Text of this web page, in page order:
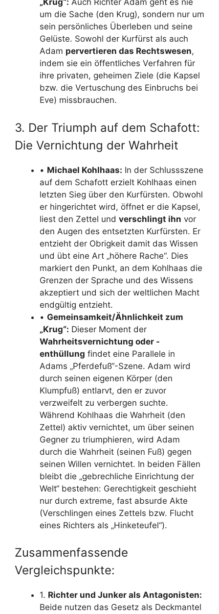
„Krug“: Auch Richter Adam geht es nie
um die Sache (den Krug), sondern nur um
sein persönliches Überleben und seine
Gelüste. Sowohl der Kurfürst als auch
Adam pervertieren das Rechtswesen,
indem sie ein öffentliches Verfahren für
ihre privaten, geheimen Ziele (die Kapsel
bzw. die Vertuschung des Einbruchs bei
Eve) missbrauchen.
3. Der Triumph auf dem Schafott:
Die Vernichtung der Wahrheit
• Michael Kohlhaas: In der Schlussszene
auf dem Schafott erzielt Kohlhaas einen
letzten Sieg über den Kurfürsten. Obwohl
er hingerichtet wird, öffnet er die Kapsel,
liest den Zettel und verschlingt ihn vor
den Augen des entsetzten Kurfürsten. Er
entzieht der Obrigkeit damit das Wissen
und übt eine Art „höhere Rache“. Dies
markiert den Punkt, an dem Kohlhaas die
Grenzen der Sprache und des Wissens
akzeptiert und sich der weltlichen Macht
endgültig entzieht.
• Gemeinsamkeit/Ähnlichkeit zum
„Krug“: Dieser Moment der
Wahrheitsvernichtung oder -
enthüllung findet eine Parallele in
Adams „Pferdefuß“-Szene. Adam wird
durch seinen eigenen Körper (den
Klumpfuß) entlarvt, den er zuvor
verzweifelt zu verbergen suchte.
Während Kohlhaas die Wahrheit (den
Zettel) aktiv vernichtet, um über seinen
Gegner zu triumphieren, wird Adam
durch die Wahrheit (seinen Fuß) gegen
seinen Willen vernichtet. In beiden Fällen
bleibt die „gebrechliche Einrichtung der
Welt“ bestehen: Gerechtigkeit geschieht
nur durch extreme, fast absurde Akte
(Verschlingen eines Zettels bzw. Flucht
eines Richters als „Hinketeufel“).
Zusammenfassende
Vergleichspunkte:
1. Richter und Junker als Antagonisten:
Beide nutzen das Gesetz als Deckmantel